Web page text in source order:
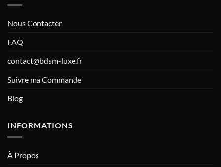
Nous Contacter
FAQ
contact@bdsm-luxe.fr
Suivre ma Commande
Blog
INFORMATIONS
À Propos